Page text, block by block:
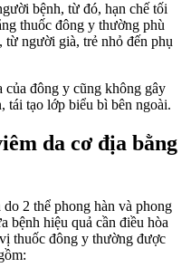
bệnh, từ đó, hạn chế tối
thuốc đông y thường phù
người già, trẻ nhỏ đến phụ
của đông y cũng không gây
tái tạo lớp biểu bì bên ngoài.
da cơ địa bằng
2 thể phong hàn và phong
bệnh hiệu quả cần điều hòa
thuốc đông y thường được